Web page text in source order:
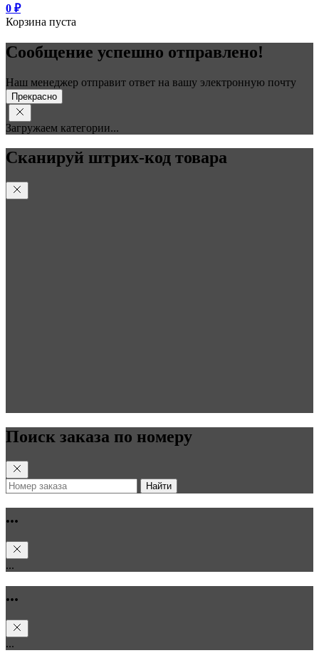
0 ₽
Корзина пуста
Сообщение успешно отправлено!
Наш менеджер отправит ответ на вашу электронную почту
Прекрасно
Загружаем категории...
Сканируй штрих-код товара
Поиск заказа по номеру
Найти
...
...
...
...